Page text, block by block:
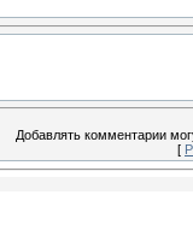
Добавлять комментарии
[